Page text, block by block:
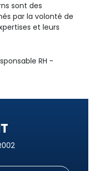
sont des
par la volonté de
et leurs
RH -